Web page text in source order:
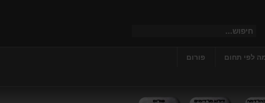
לפי תחום פורום